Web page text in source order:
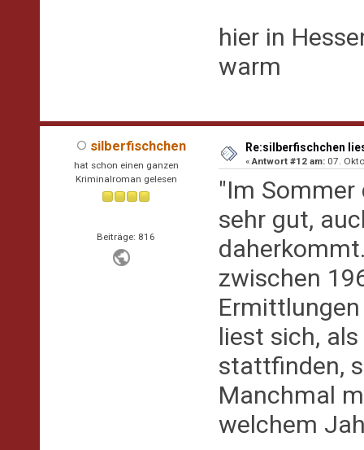
hier in
warm
silberfischchen
hat schon einen ganzen
Kriminalroman gelesen
Beiträge: 816
Re:silberfischchen
«Antwort #12 am: 07.
"Im
sehr gut,
zwischen
liest sich,
stattfinden,
Manchmal
welchem